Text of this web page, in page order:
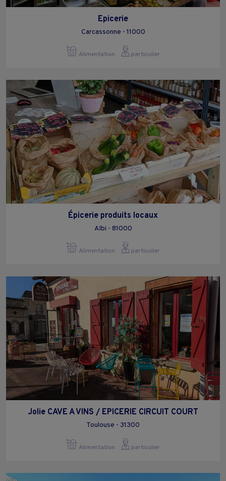
Epicerie
Carcassonne - 11000
Alimentation particulier
Épicerie produits locaux
Albi - 81000
Alimentation particulier
Jolie CAVE A VINS / EPICERIE CIRCUIT COURT
Toulouse - 31300
Alimentation particulier